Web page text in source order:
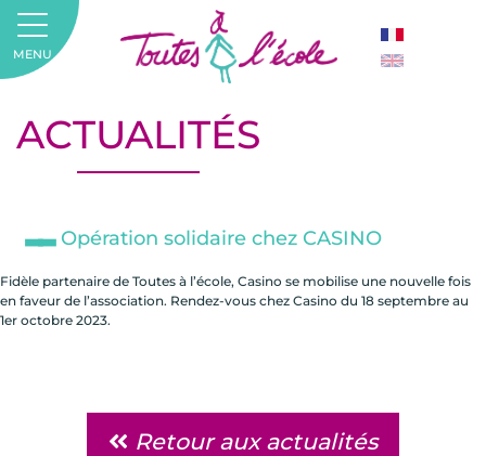
ACTUALITÉS
Opération solidaire chez CASINO
Fidèle partenaire de Toutes à l’école, Casino se mobilise une nouvelle fois
en faveur de l’association. Rendez-vous chez Casino du 18 septembre au
1er octobre 2023.
Retour aux actualités
MENU